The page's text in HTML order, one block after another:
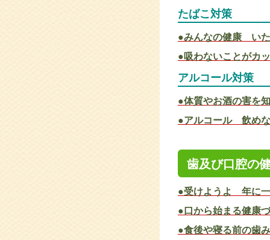
たばこ対策
●みんなの健康 い
●吸わないことがカ
アルコール対策
●体質やお酒の害を
●アルコール 飲め
歯及び口腔の
●受けようよ 年に
●口から始まる健康
●食後や寝る前の歯